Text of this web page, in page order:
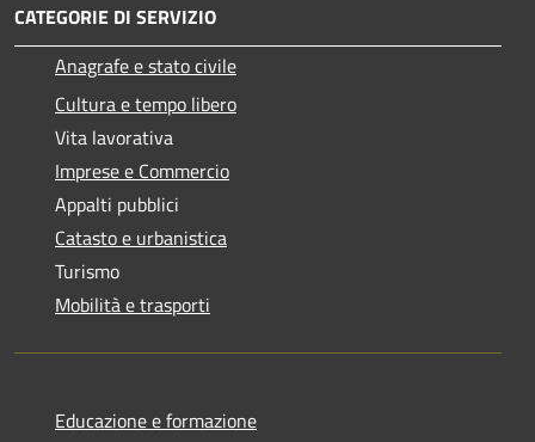
CATEGORIE DI SERVIZIO
Anagrafe e stato civile
Cultura e tempo libero
Vita lavorativa
Imprese e Commercio
Appalti pubblici
Catasto e urbanistica
Turismo
Mobilità e trasporti
Educazione e formazione